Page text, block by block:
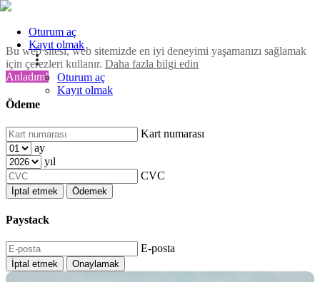
Bu web sitesi, web sitemizde en iyi deneyimi yaşamanızı sağlamak
için çerezleri kullanır. Daha fazla bilgi edin
Anladım!
Ödeme
Kart numarası
ay
yıl
CVC
İptal etmek Ödemek
Paystack
E-posta
İptal etmek Onaylamak
Oturum aç
Kayıt olmak
Oturum aç
Kayıt olmak